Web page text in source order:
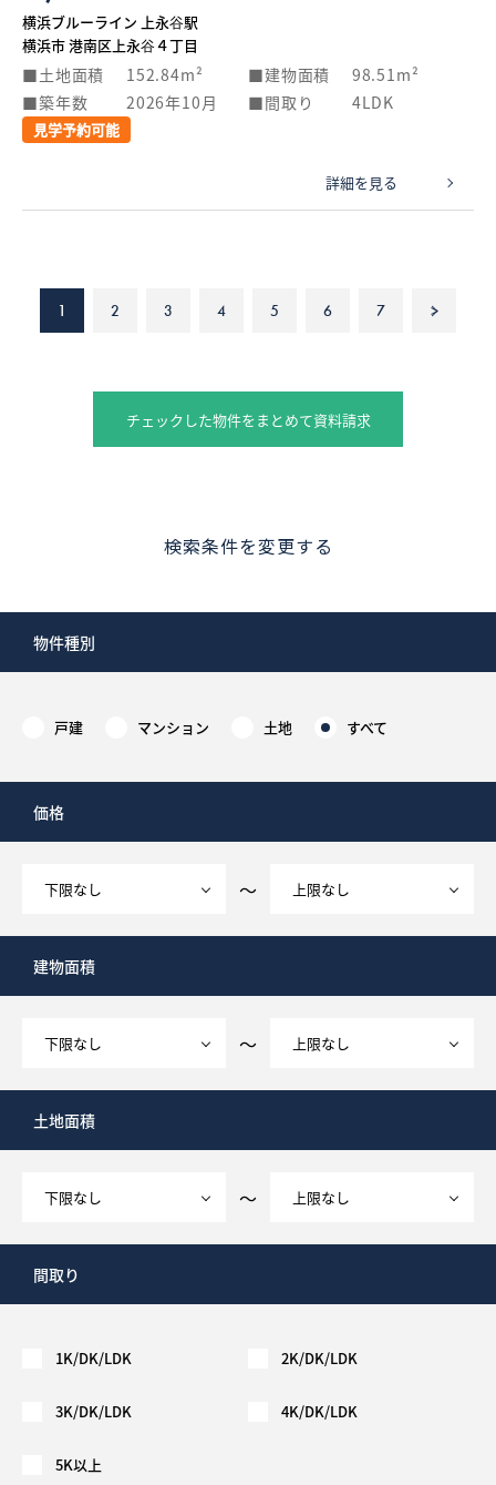
横浜ブルーライン 上永谷駅
横浜市 港南区上永谷４丁目
土地面積 152.84m² 建物面積
98.51m²
築年数
2026年10月 間取り 4LDK
見学予約可能
詳細を見る
1 2 3 4 5 6 7 >
チェックした物件をまとめて資料請求
検索条件を変更する
物件種別
戸建 マンション 土地 すべて
価格
～
建物面積
～
土地面積
～
間取り
1K/DK/LDK 2K/DK/LDK
3K/DK/LDK 4K/DK/LDK
5K以上